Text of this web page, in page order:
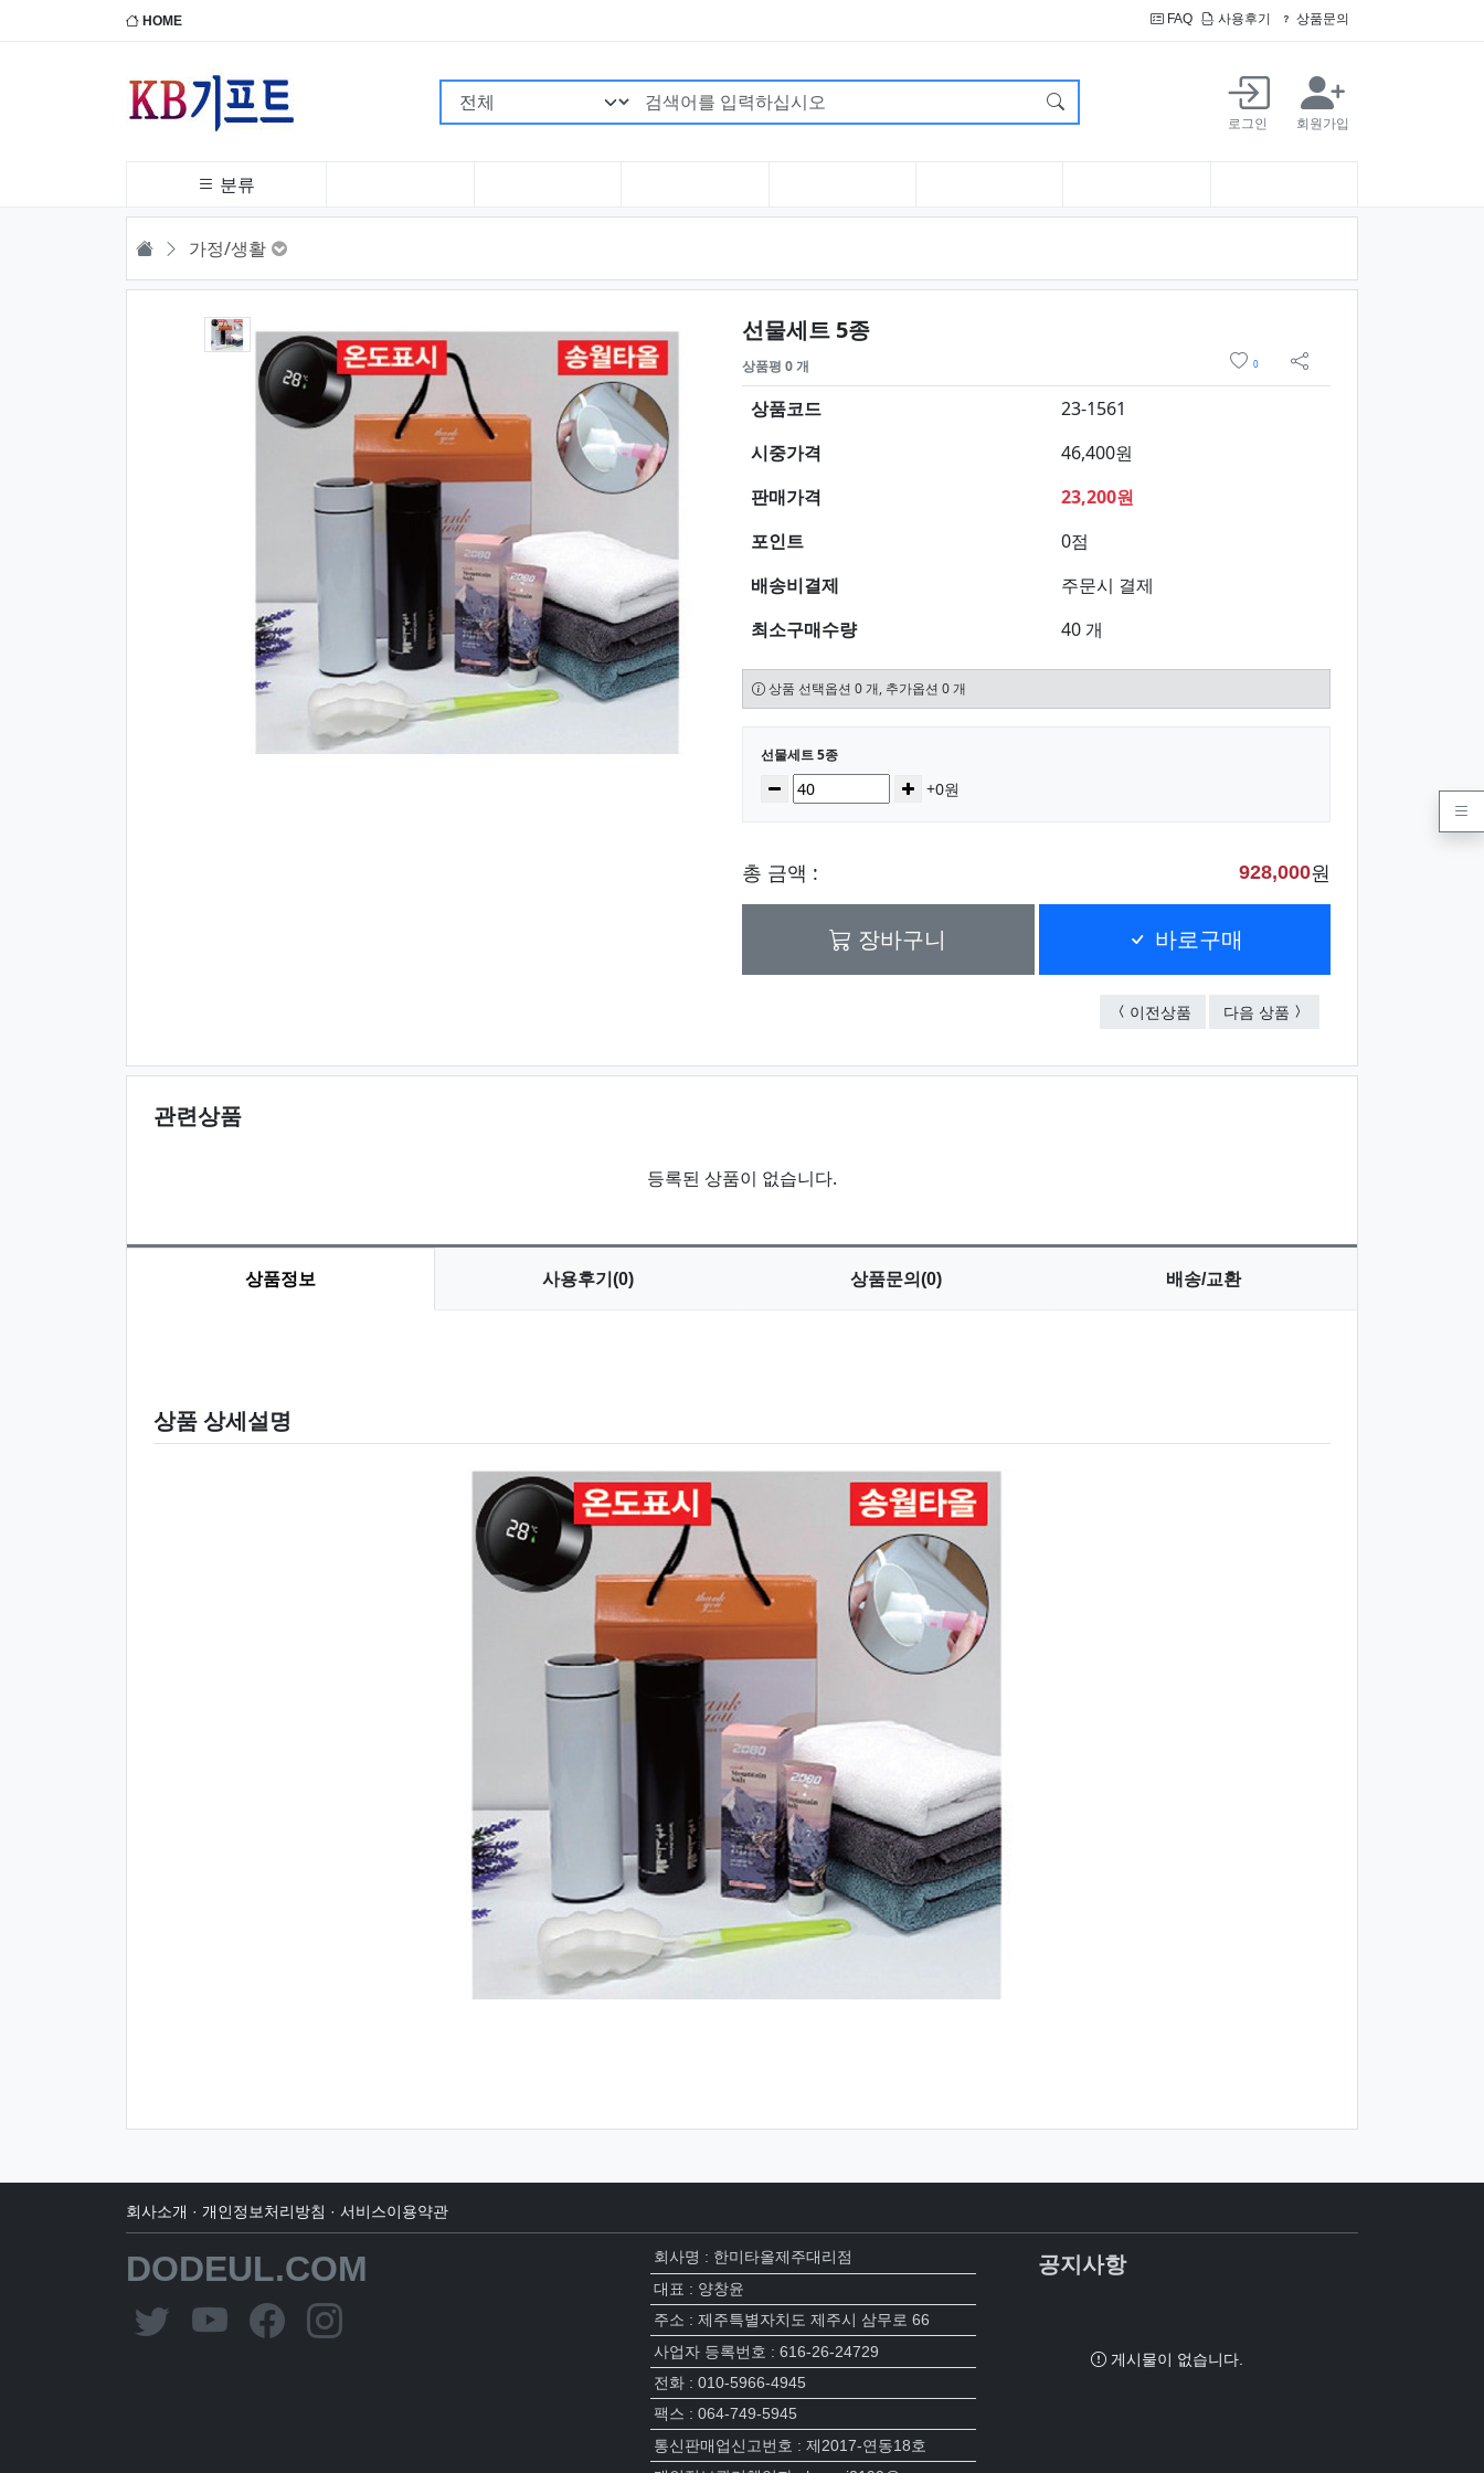
HOME FAQ 사용후기 상품문의
검색어 필수
로그인 회원가입
분류
HOME 가정/생활
1번째 이미지 새창 선물세트 5종요약정보 및 구매
상품평 0 개 0
sns 공유
상품코드
23-1561
시중가격
46,400원
판매가격
23,200원
포인트
0점
배송비결제
주문시 결제
최소구매수량
40 개
상품 선택옵션 0 개, 추가옵션 0 개
선택된 옵션
선물세트 5종
수량감소 증가+0원
총 금액 : 928,000원
장바구니 바로구매
이전상품 선물세트 3종
다음 상품 선물세트 3종
관련상품
등록된 상품이 없습니다.
상품정보 사용후기(0) 상품문의(0) 배송/교환
상품 상세설명
회사소개 · 개인정보처리방침 · 서비스이용약관
DODEUL.COM
회사명 : 한미타올제주대리점
대표 : 양창윤
주소 : 제주특별자치도 제주시 삼무로 66
사업자 등록번호 : 616-26-24729
전화 : 010-5966-4945
팩스 : 064-749-5945
통신판매업신고번호 : 제2017-연동18호
공지사항
게시물이 없습니다.